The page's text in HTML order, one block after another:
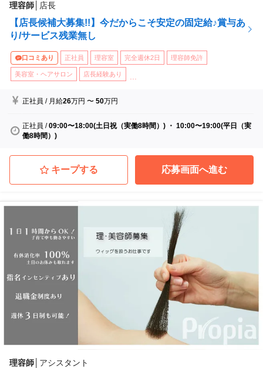
理容師 店長
【店長候補大募集!!】今だからこそ安定の固定給♪賞与あ
り/サービス残業無し
口コミあり 正社員 理容室 完全週休2日 理容師免許
美容室・ヘアサロン 店長経験あり ...
正社員 / 月給26万円 〜50万円
正社員 /09:00〜18:00(土日祝（実働8時間）) ・ 10:00〜19:00(平日（実
働8時間）)
キープする 応募画面へ進む
理容師 アシスタント